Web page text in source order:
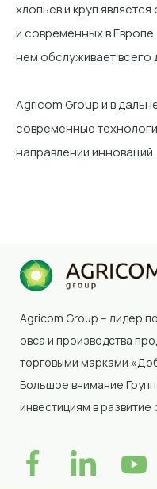
хлопьев и круп
и современных в
нем обслуживает всего
Agricom Group и в
современные
направлении инноваций.
Agricom Group – лидер
овса и производства
торговыми марками
Большое внимание
инвестициям в